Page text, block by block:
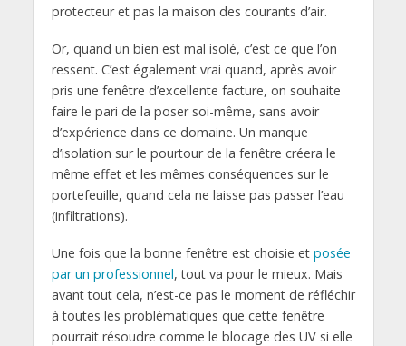
protecteur et pas la maison des courants d’air.
Or, quand un bien est mal isolé, c’est ce que l’on
ressent. C’est également vrai quand, après avoir
pris une fenêtre d’excellente facture, on souhaite
faire le pari de la poser soi-même, sans avoir
d’expérience dans ce domaine. Un manque
d’isolation sur le pourtour de la fenêtre créera le
même effet et les mêmes conséquences sur le
portefeuille, quand cela ne laisse pas passer l’eau
(infiltrations).
Une fois que la bonne fenêtre est choisie et posée
par un professionnel, tout va pour le mieux. Mais
avant tout cela, n’est-ce pas le moment de réfléchir
à toutes les problématiques que cette fenêtre
pourrait résoudre comme le blocage des UV si elle